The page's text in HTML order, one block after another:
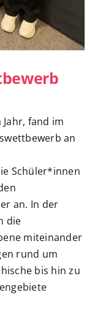
fand im
an
Schüler*innen
an. In der
die
miteinander
rund um
bis hin zu